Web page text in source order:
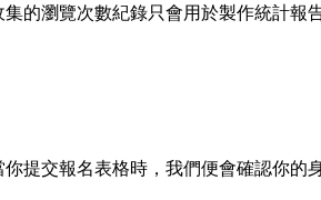
的瀏覽次數紀錄只會用於製作統計報
提交報名表格時，我們便會確認你的身